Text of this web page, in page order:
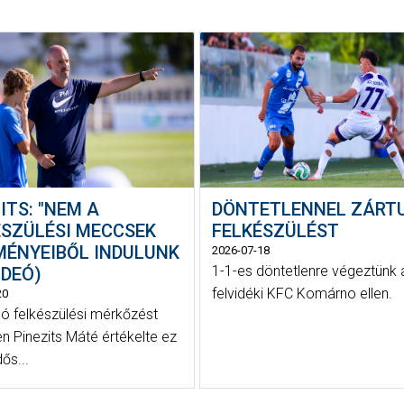
"NEM A
MECCSEK
INDULUNK
felkészülési mérkőzést
Pinezits Máté értékelte ez
DÖNTETLENNEL
FELKÉSZÜLÉST
2026-07-18
1-1-es döntetlenre végeztünk
felvidéki KFC Komárno ellen.